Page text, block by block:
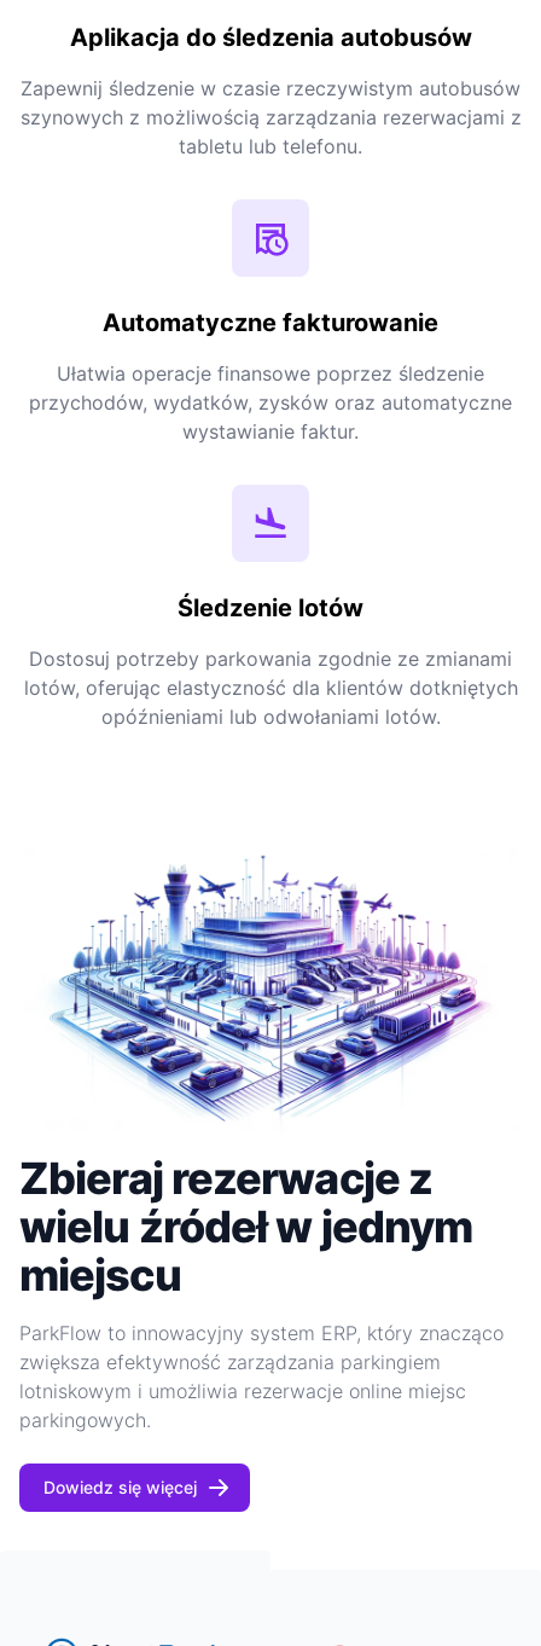
Aplikacja do śledzenia autobusów
Zapewnij śledzenie w czasie rzeczywistym autobusów
szynowych z możliwością zarządzania rezerwacjami z
tabletu lub telefonu.
Automatyczne fakturowanie
Ułatwia operacje finansowe poprzez śledzenie
przychodów, wydatków, zysków oraz automatyczne
wystawianie faktur.
Śledzenie lotów
Dostosuj potrzeby parkowania zgodnie ze zmianami
lotów, oferując elastyczność dla klientów dotkniętych
opóźnieniami lub odwołaniami lotów.
Zbieraj rezerwacje z
wielu źródeł w jednym
miejscu
ParkFlow to innowacyjny system ERP, który znacząco
zwiększa efektywność zarządzania parkingiem
lotniskowym i umożliwia rezerwacje online miejsc
parkingowych.
Dowiedz się więcej